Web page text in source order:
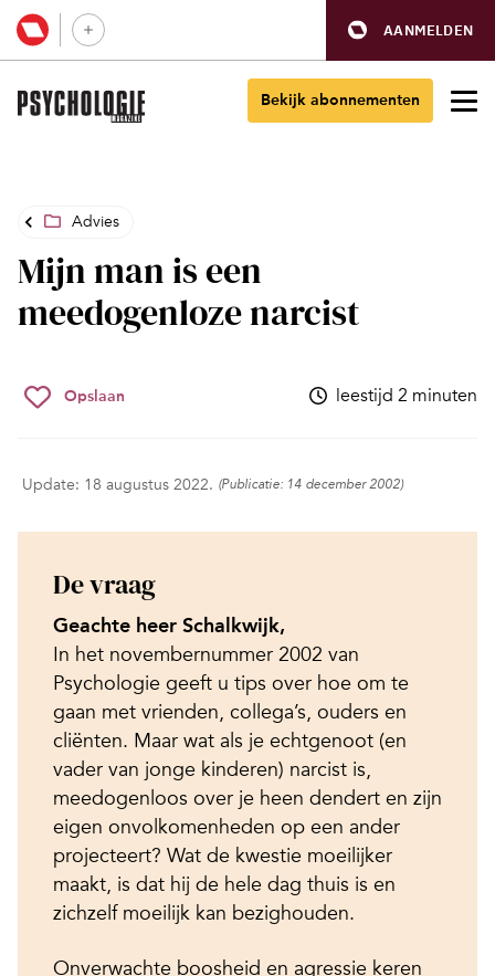
AANMELDEN
Bekijk abonnementen
Advies
Mijn man is een
meedogenloze narcist
Opslaan leestijd 2 minuten
Update: 18 augustus 2022. (Publicatie: 14 december 2002)
De vraag
Geachte heer Schalkwijk,
In het novembernummer 2002 van
Psychologie geeft u tips over hoe om te
gaan met vrienden, collega’s, ouders en
cliënten. Maar wat als je echtgenoot (en
vader van jonge kinderen) narcist is,
meedogenloos over je heen dendert en zijn
eigen onvolkomenheden op een ander
projecteert? Wat de kwestie moeilijker
maakt, is dat hij de hele dag thuis is en
zichzelf moeilijk kan bezighouden.
Onverwachte boosheid en agressie keren